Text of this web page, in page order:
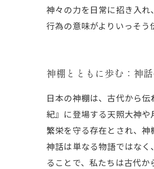
神々の力を日常に招き入
行為の意味がよりいっそう
神棚とともに歩む：神
日本の神棚は、古代から
紀』に登場する天照大神
繁栄を守る存在とされ、
神話は単なる物語ではな
ることで、私たちは古代